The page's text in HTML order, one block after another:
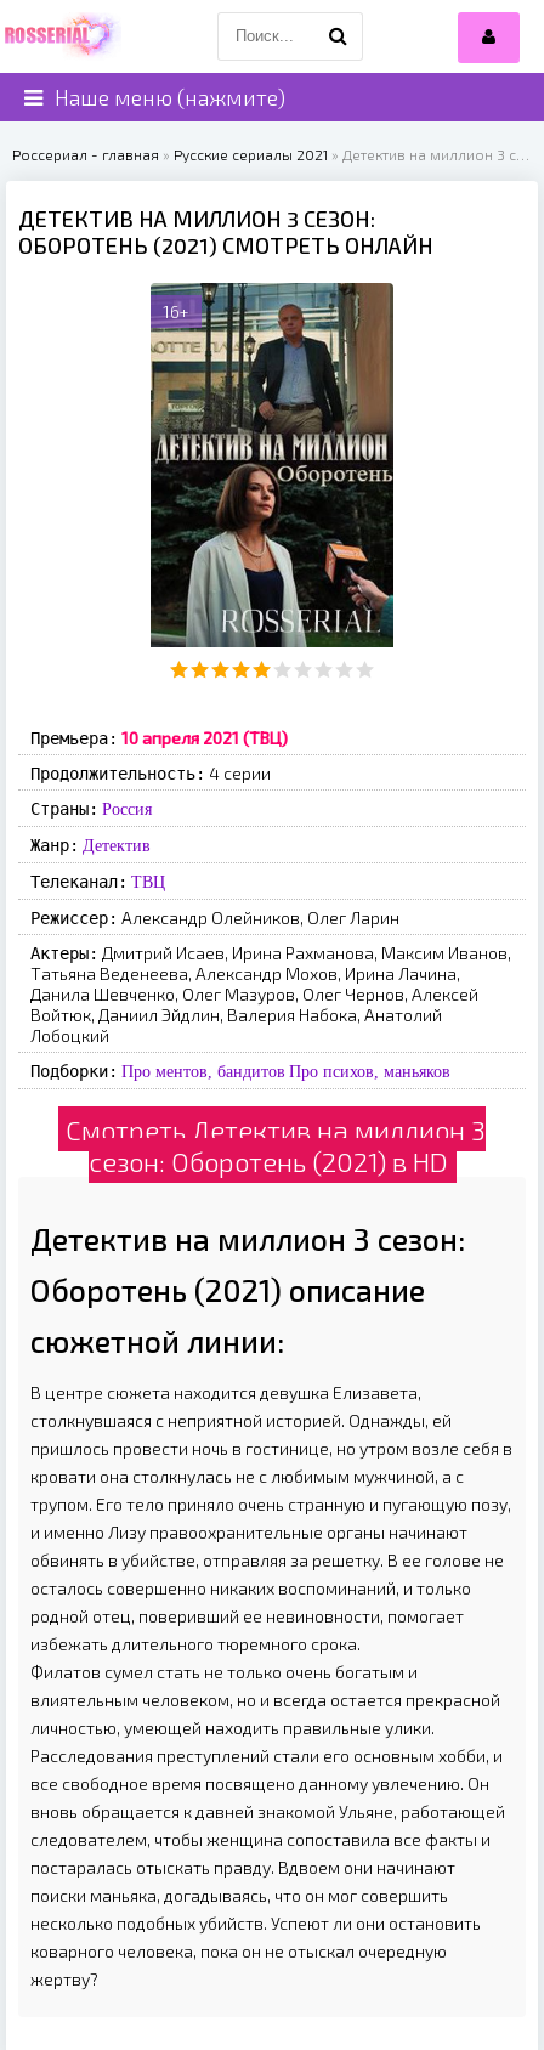
Наше меню (нажмите)
Россериал - главная » Русские сериалы 2021 » Детектив на миллион 3 сезон: Оборотень (2021)
ДЕТЕКТИВ НА МИЛЛИОН 3 СЕЗОН:
ОБОРОТЕНЬ (2021) СМОТРЕТЬ ОНЛАЙН
16+
Премьера: 10 апреля 2021 (ТВЦ)
Продолжительность: 4 серии
Страны: Россия
Жанр: Детектив
Телеканал: ТВЦ
Режиссер: Александр Олейников, Олег Ларин
Актеры: Дмитрий Исаев, Ирина Рахманова, Максим Иванов,
Татьяна Веденеева, Александр Мохов, Ирина Лачина,
Данила Шевченко, Олег Мазуров, Олег Чернов, Алексей
Войтюк, Даниил Эйдлин, Валерия Набока, Анатолий
Лобоцкий
Подборки: Про ментов, бандитов Про психов, маньяков
Смотреть Детектив на миллион 3
сезон: Оборотень (2021) в HD
Детектив на миллион 3 сезон:
Оборотень (2021) описание
сюжетной линии:
В центре сюжета находится девушка Елизавета,
столкнувшаяся с неприятной историей. Однажды, ей
пришлось провести ночь в гостинице, но утром возле себя в
кровати она столкнулась не с любимым мужчиной, а с
трупом. Его тело приняло очень странную и пугающую позу,
и именно Лизу правоохранительные органы начинают
обвинять в убийстве, отправляя за решетку. В ее голове не
осталось совершенно никаких воспоминаний, и только
родной отец, поверивший ее невиновности, помогает
избежать длительного тюремного срока.
Филатов сумел стать не только очень богатым и
влиятельным человеком, но и всегда остается прекрасной
личностью, умеющей находить правильные улики.
Расследования преступлений стали его основным хобби, и
все свободное время посвящено данному увлечению. Он
вновь обращается к давней знакомой Ульяне, работающей
следователем, чтобы женщина сопоставила все факты и
постаралась отыскать правду. Вдвоем они начинают
поиски маньяка, догадываясь, что он мог совершить
несколько подобных убийств. Успеют ли они остановить
коварного человека, пока он не отыскал очередную
жертву?